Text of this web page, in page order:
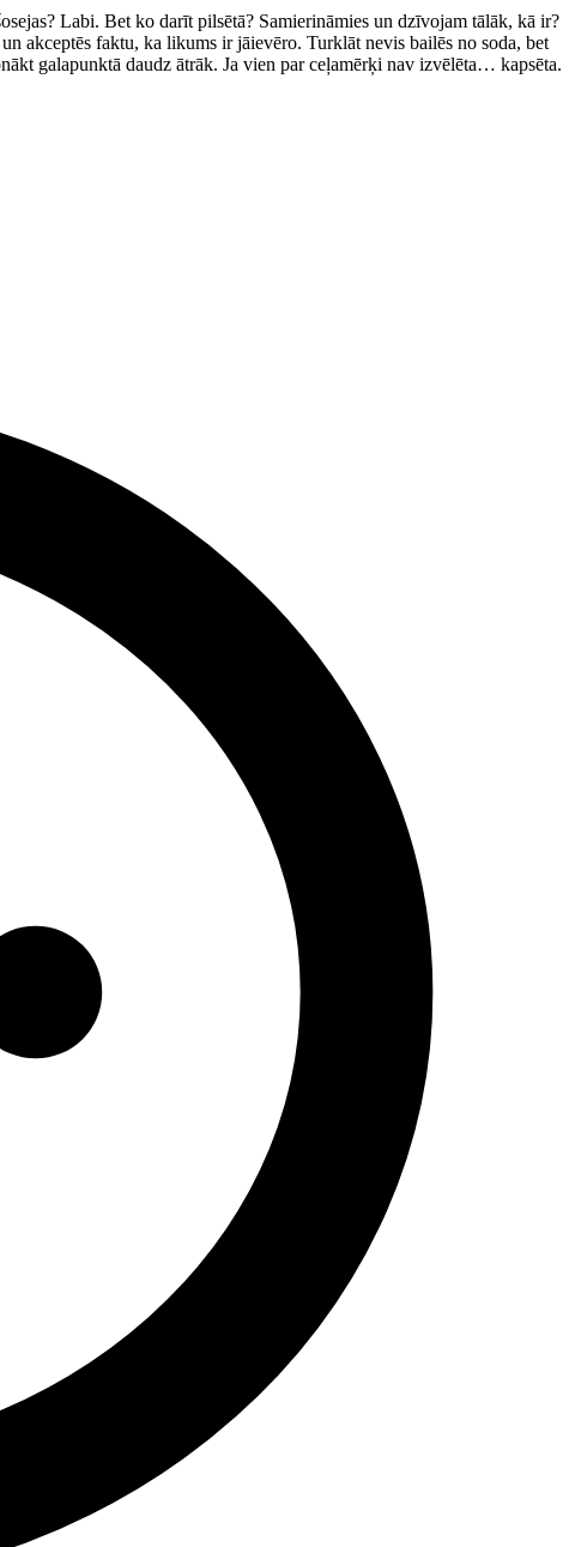
Labi. Bet ko darīt pilsētā? Samierināmies un dzīvojam tālāk, kā ir?
akceptēs faktu, ka likums ir jāievēro. Turklāt nevis bailēs no soda, bet
galapunktā daudz ātrāk. Ja vien par ceļamērķi nav izvēlēta… kapsēta.